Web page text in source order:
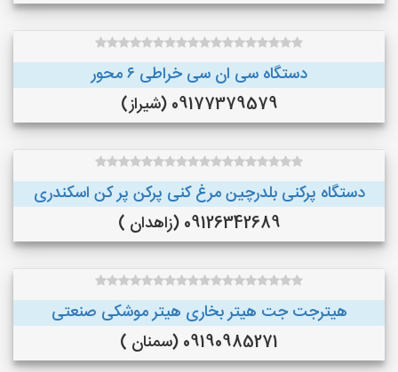
دستگاه سی ان سی خراطی ۶ محور
09177379579 (شیراز)
دستگاه پرکنی بلدرچین مرغ کنی پرکن پر کن اسکندری
09126342689 (زاهدان )
هیترجت جت هیتر بخاری هیتر موشکی صنعتی
09190985271 (سمنان )